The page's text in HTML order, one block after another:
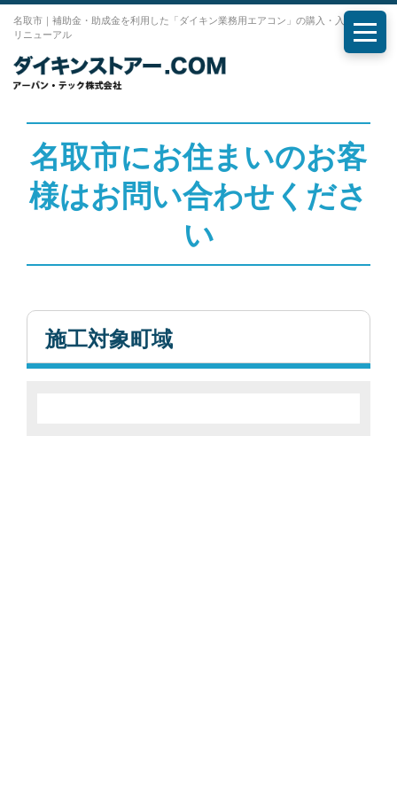
名取市｜補助金・助成金を利用した「ダイキン業務用エアコン」の購入・入れ替え・
リニューアル
メニ
名取市にお住まいのお客
様はお問い合わせくださ
い
施工対象町域